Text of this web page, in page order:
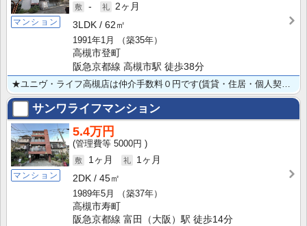
マンション
-
2ヶ月
3LDK
62㎡
1991年1月
（築35年）
高槻市登町
阪急京都線 高槻市駅 徒歩38分
★ユニヴ・ライフ高槻店は仲介手数料０円です(賃貸・住居・個人契約の場合) ★ペット飼育可（小型犬）★･･･
サンワライフマンション
マンション
5.4万円
5000円
1ヶ月
1ヶ月
2DK
45㎡
1989年5月
（築37年）
高槻市寿町
阪急京都線 富田（大阪）駅 徒歩14分